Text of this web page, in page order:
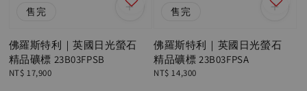
售完
佛羅斯特利｜英國日光螢石
精品礦標 23B03FPSB
Regular
NT$ 17,900
售完
佛羅斯特利｜英國日光螢石
精品礦標 23B03FPSA
Regular
NT$ 14,300